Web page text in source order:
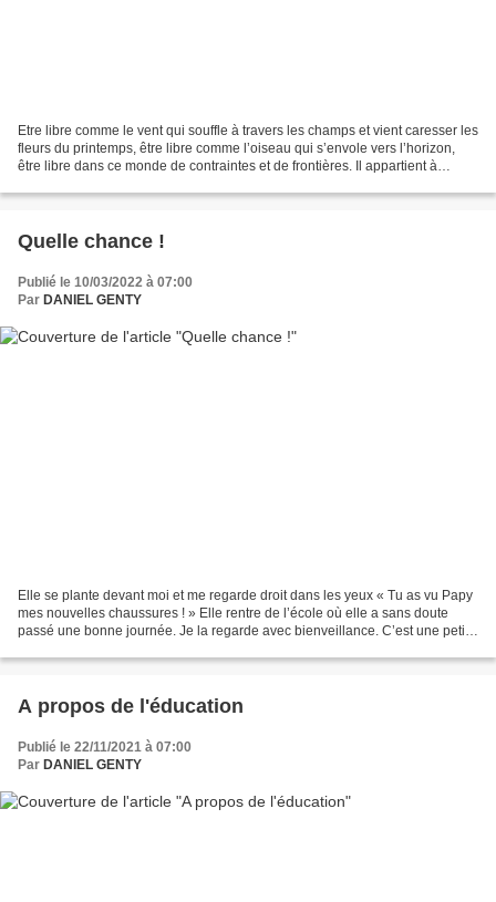
Etre libre comme le vent qui souffle à travers les champs et vient caresser les
fleurs du printemps, être libre comme l’oiseau qui s’envole vers l’horizon,
être libre dans ce monde de contraintes et de frontières. Il appartient à
Quelle chance !
Publié le 10/03/2022 à 07:00
Par DANIEL GENTY
Elle se plante devant moi et me regarde droit dans les yeux « Tu as vu Papy
mes nouvelles chaussures ! » Elle rentre de l’école où elle a sans doute
passé une bonne journée. Je la regarde avec bienveillance. C’est une petite
A propos de l'éducation
Publié le 22/11/2021 à 07:00
Par DANIEL GENTY